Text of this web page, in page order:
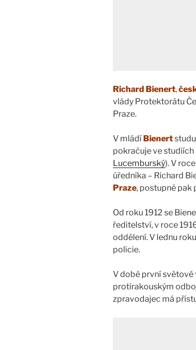
Richard Bienert,
vlády Protektorátu
Praze.
V mládí Bienert
pokračuje ve studiích
Lucemburský). V
úředníka – Richard
Praze, postupně pak
Od roku 1912 se
ředitelství, v roce
oddělení. V lednu
policie.
V době první
protirakouským
zpravodajec má